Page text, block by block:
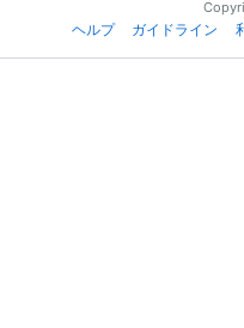
ヘルプ
ガイドライン